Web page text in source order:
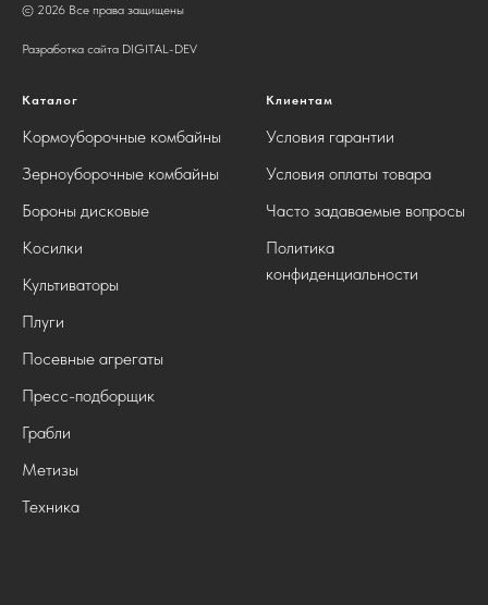
© 2026 Все права защищены
Разработка сайта DIGITAL-DEV
Каталог
Кормоуборочные комбайны
Зерноуборочные комбайны
Бороны дисковые
Косилки
Культиваторы
Плуги
Посевные агрегаты
Пресс-подборщик
Грабли
Метизы
Техника
Клиентам
Условия гарантии
Условия оплаты товара
Часто задаваемые вопросы
Политика
конфиденциальности